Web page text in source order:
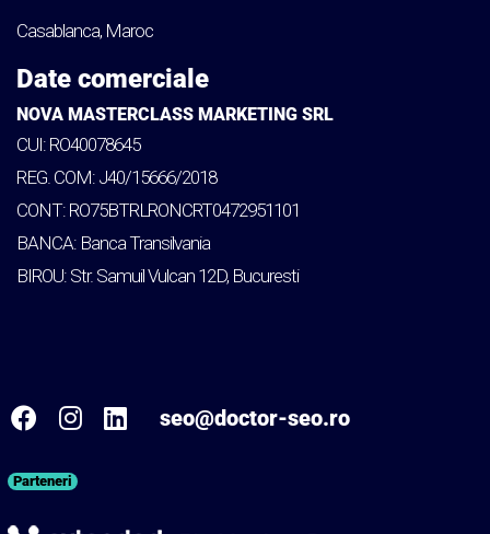
Casablanca, Maroc
Date comerciale
NOVA MASTERCLASS MARKETING SRL
CUI: RO40078645
REG. COM: J40/15666/2018
CONT: RO75BTRLRONCRT0472951101
BANCA: Banca Transilvania
BIROU: Str. Samuil Vulcan 12D, Bucuresti
seo@doctor-seo.ro
Parteneri